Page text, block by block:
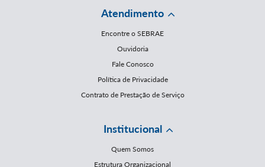
Atendimento
Encontre o SEBRAE
Ouvidoria
Fale Conosco
Política de Privacidade
Contrato de Prestação de Serviço
Institucional
Quem Somos
Estrutura Organizacional